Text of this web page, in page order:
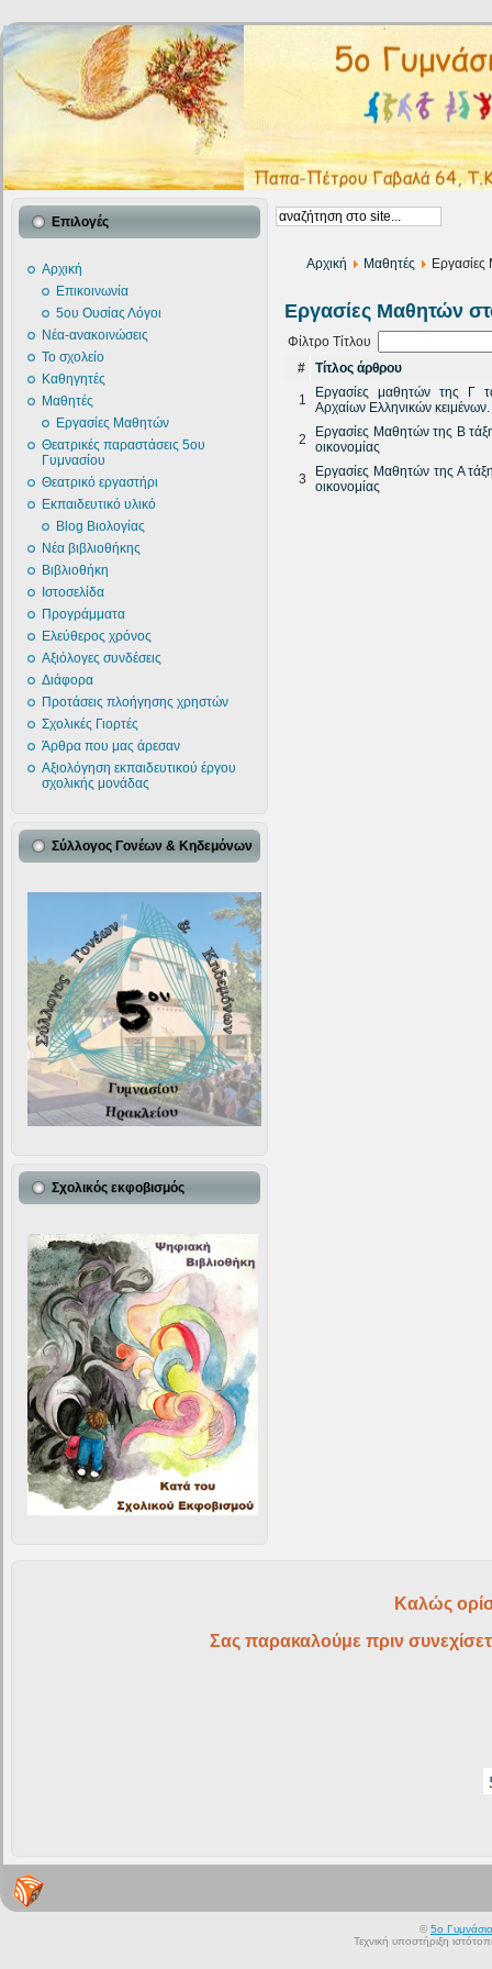
Επιλογές
Αρχική
Επικοινωνία
5ου Ουσίας Λόγοι
Νέα-ανακοινώσεις
Το σχολείο
Καθηγητές
Μαθητές
Εργασίες Μαθητών
Θεατρικές παραστάσεις 5ου
Γυμνασίου
Θεατρικό εργαστήρι
Εκπαιδευτικό υλικό
Blog Βιολογίας
Νέα βιβλιοθήκης
Βιβλιοθήκη
Ιστοσελίδα
Προγράμματα
Ελεύθερος χρόνος
Αξιόλογες συνδέσεις
Διάφορα
Προτάσεις πλοήγησης χρηστών
Σχολικές Γιορτές
Άρθρα που μας άρεσαν
Αξιολόγηση εκπαιδευτικού έργου
σχολικής μονάδας
Σύλλογος Γονέων & Κηδεμόνων
Σχολικός εκφοβισμός
Αρχική Μαθητές
Εργασίες Μαθητών
Φίλτρο Τίτλου
#
Τίτλος άρθρου
1
Εργασίες μαθητών της Γ
Αρχαίων Ελληνικών κειμένων.
2
Εργασίες Μαθητών της Β
οικονομίας
3
Εργασίες Μαθητών της Α
οικονομίας
Καλώς
Σας παρακαλούμε πριν
© 5ο
Τεχνική υποστήριξη